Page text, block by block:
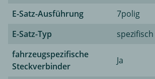
E-Satz-Ausführung
7polig
E-Satz-Typ
spezifisch
fahrzeugspezifische
Steckverbinder
Ja